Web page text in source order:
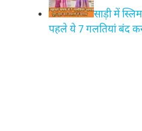
साड़ी में
पहले ये 7 गलतियां बंद